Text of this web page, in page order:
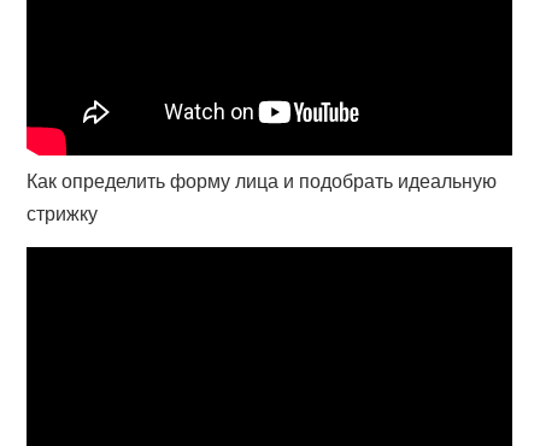
Как определить форму лица и подобрать идеальную
стрижку